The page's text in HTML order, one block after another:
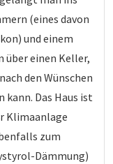
(eines davon
und einem
über einen Keller,
den Wünschen
Das Haus ist
Klimaanlage
zum
Dämmung)